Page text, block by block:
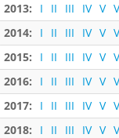
2013:
I II III IV V
2014:
I II III IV V
2015:
I II III IV V
2016:
I II III IV V
2017:
I II III IV V
2018:
I II III IV V